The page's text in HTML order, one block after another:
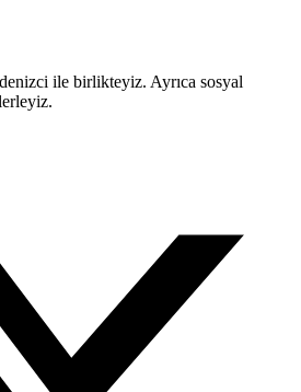
denizci ile birlikteyiz. Ayrıca sosyal